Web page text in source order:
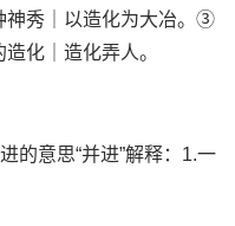
神秀｜以造化为大冶。③
化｜造化弄人。
的意思“并进”解释：1.一